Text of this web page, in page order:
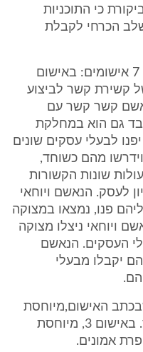
כי התוכניות
הכרחי לקבלת
בכתב האישום מיוחסים לנאשם 7 אישומים: באישום
קשירת קשר לביצוע
קשר קשר עם
גם הוא במחלקת
לבעלי עסקים שונים
מהם כשוחד,
שונות הקשורות
לעסק. הנאשם ויוחאי
פנו, נמצאו במצוקה
ויוחאי ניצלו מצוקה
העסקים. הנאשם
יקבלו מבעלי
אחד מהאישומים 2 עד 7 שבכתב האישום,מיוחסת
לנאשם עבירה של לקיחת שוחד. באישום 3, מיוחסת
אמונים.